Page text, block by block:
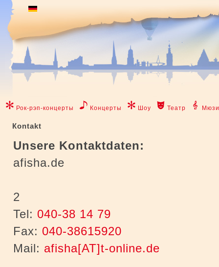
Рок-рэп-концерты Концерты Шоу Театр
Коntakt
Unsere Kontaktdaten:
afisha.de
2
Tel: 040-38 14 79
Fax: 040-38615920
Mail: afisha[AT]t-online.de